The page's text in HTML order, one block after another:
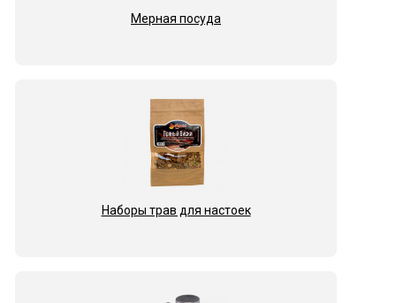
Мерная посуда
Наборы трав для настоек